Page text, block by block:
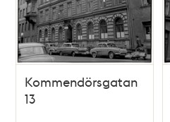
Kommendörsgatan
13